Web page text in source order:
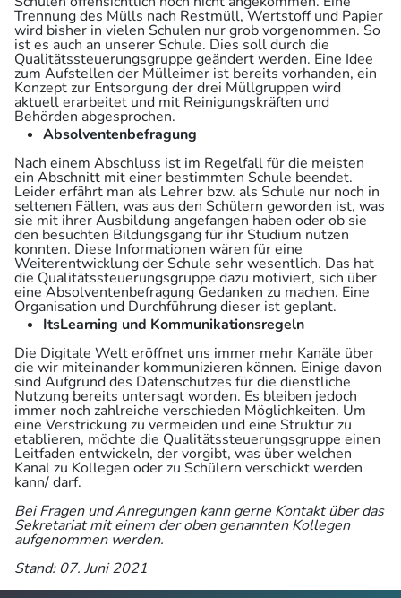
Trennung des Mülls nach Restmüll, Wertstoff und Papier
wird bisher in vielen Schulen nur grob vorgenommen. So
ist es auch an unserer Schule. Dies soll durch die
Qualitätssteuerungsgruppe geändert werden. Eine Idee
zum Aufstellen der Mülleimer ist bereits vorhanden, ein
Konzept zur Entsorgung der drei Müllgruppen wird
aktuell erarbeitet und mit Reinigungskräften und
Behörden abgesprochen.
Absolventenbefragung
Nach einem Abschluss ist im Regelfall für die meisten
ein Abschnitt mit einer bestimmten Schule beendet.
Leider erfährt man als Lehrer bzw. als Schule nur noch in
seltenen Fällen, was aus den Schülern geworden ist, was
sie mit ihrer Ausbildung angefangen haben oder ob sie
den besuchten Bildungsgang für ihr Studium nutzen
konnten. Diese Informationen wären für eine
Weiterentwicklung der Schule sehr wesentlich. Das hat
die Qualitätssteuerungsgruppe dazu motiviert, sich über
eine Absolventenbefragung Gedanken zu machen. Eine
Organisation und Durchführung dieser ist geplant.
ItsLearning und Kommunikationsregeln
Die Digitale Welt eröffnet uns immer mehr Kanäle über
die wir miteinander kommunizieren können. Einige davon
sind Aufgrund des Datenschutzes für die dienstliche
Nutzung bereits untersagt worden. Es bleiben jedoch
immer noch zahlreiche verschieden Möglichkeiten. Um
eine Verstrickung zu vermeiden und eine Struktur zu
etablieren, möchte die Qualitätssteuerungsgruppe einen
Leitfaden entwickeln, der vorgibt, was über welchen
Kanal zu Kollegen oder zu Schülern verschickt werden
kann/ darf.
Bei Fragen und Anregungen kann gerne Kontakt über das
Sekretariat mit einem der oben genannten Kollegen
aufgenommen werden.
Stand: 07. Juni 2021